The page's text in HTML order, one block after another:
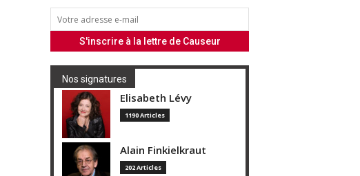
Nos signatures
Elisabeth Lévy
1190 Articles
Alain Finkielkraut
202 Articles